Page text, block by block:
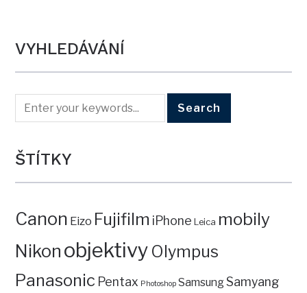
VYHLEDÁVÁNÍ
ŠTÍTKY
Canon Eizo Fujifilm iPhone Leica mobily
Nikon objektivy Olympus
Panasonic Pentax Photoshop SamsungSamyang